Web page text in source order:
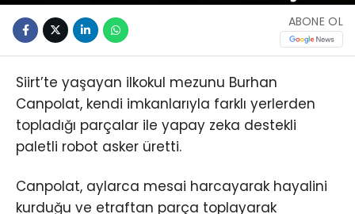
ABONE OL
Siirt’te yaşayan ilkokul mezunu Burhan
Canpolat, kendi imkanlarıyla farklı yerlerden
topladığı parçalar ile yapay zeka destekli
paletli robot asker üretti.
Canpolat, aylarca mesai harcayarak hayalini
kurduğu ve etraftan parça toplayarak